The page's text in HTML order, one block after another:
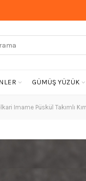
GÜMÜŞ YÜZÜK
Imame Püskül Takımlı